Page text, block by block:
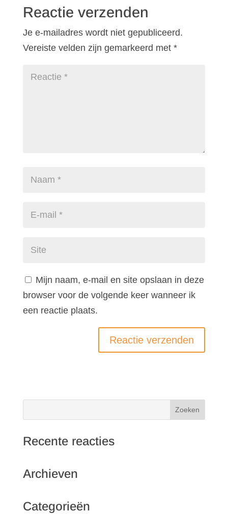
Reactie verzenden
Je e-mailadres wordt niet gepubliceerd.
Vereiste velden zijn gemarkeerd met *
Mijn naam, e-mail en site opslaan in deze
browser voor de volgende keer wanneer ik
een reactie plaats.
Recente reacties
Archieven
Categorieën